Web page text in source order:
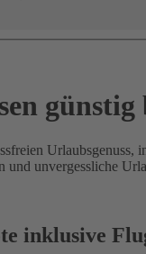
günstig
und unvergessliche
inklusive